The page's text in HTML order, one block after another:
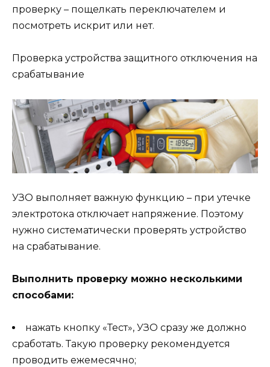
проверку – пощелкать переключателем и
посмотреть искрит или нет.
Проверка устройства защитного отключения на
срабатывание
УЗО выполняет важную функцию – при утечке
электротока отключает напряжение. Поэтому
нужно систематически проверять устройство
на срабатывание.
Выполнить проверку можно несколькими
способами:
нажать кнопку «Тест», УЗО сразу же должно
сработать. Такую проверку рекомендуется
проводить ежемесячно;